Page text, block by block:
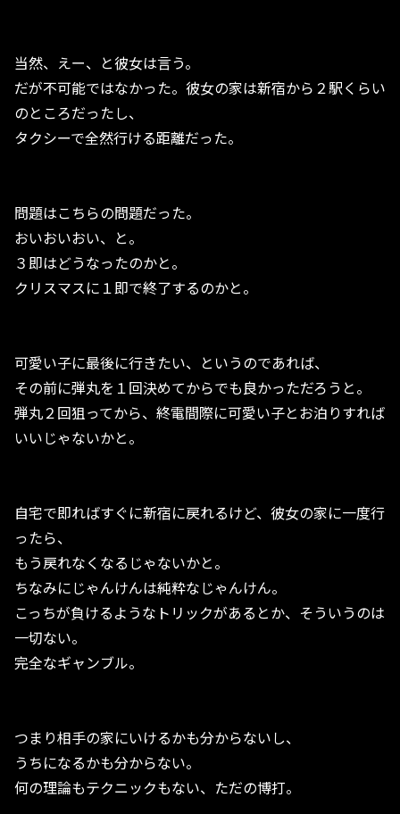
当然、えー、と彼女は言う。
だが不可能ではなかった。彼女の家は新宿から２駅くらい
のところだったし、
タクシーで全然行ける距離だった。
問題はこちらの問題だった。
おいおいおい、と。
３即はどうなったのかと。
クリスマスに１即で終了するのかと。
可愛い子に最後に行きたい、というのであれば、
その前に弾丸を１回決めてからでも良かっただろうと。
弾丸２回狙ってから、終電間際に可愛い子とお泊りすれば
いいじゃないかと。
自宅で即ればすぐに新宿に戻れるけど、彼女の家に一度行
ったら、
もう戻れなくなるじゃないかと。
ちなみにじゃんけんは純粋なじゃんけん。
こっちが負けるようなトリックがあるとか、そういうのは
一切ない。
完全なギャンブル。
つまり相手の家にいけるかも分からないし、
うちになるかも分からない。
何の理論もテクニックもない、ただの博打。